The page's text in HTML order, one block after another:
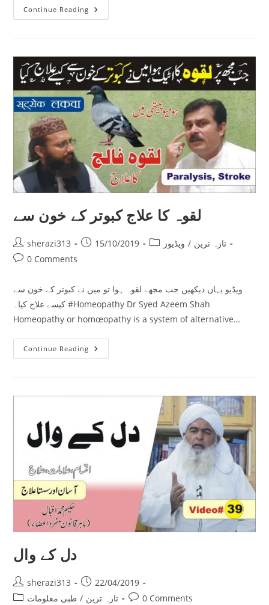
Continue Reading گردے
کی
لقوہ کا علاج کبوتر کے خون سے
Post
author:
sherazi313
Post15/10/2019
Post
تازہ ترین / ویڈیوز
Post0 Comments
ویڈیو یہاں دیکھیں جب مجھے لقوہ ہوا تو میں نے کبوتر کے خون سے
کیسے علاج کیا۔ #Homeopathy Dr Syed Azeem Shah
Homeopathy or homœopathy is a system of alternative…
Continue Reading لقوہ
کا
سے
دل کے وال
Post
author:
sherazi313
Post
published:
22/04/2019
Post
تازہ ترین / طبی معلومات
Post0 Comments